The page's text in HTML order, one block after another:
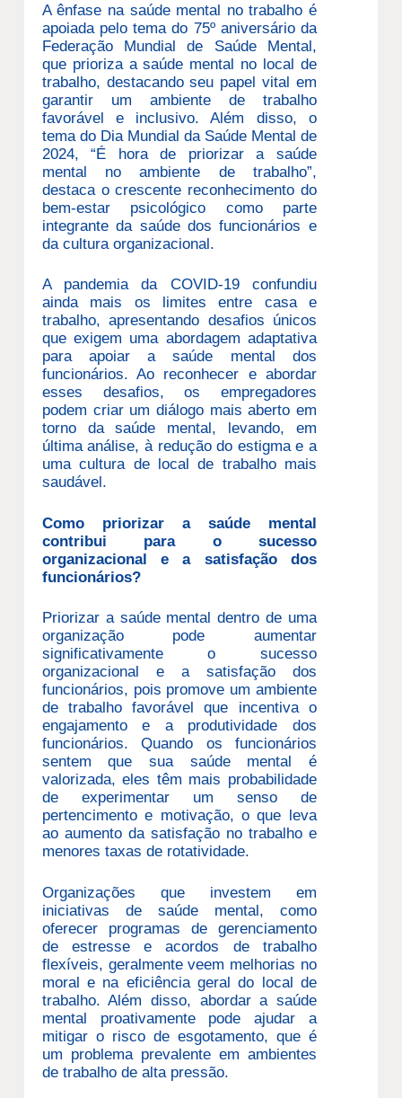
A ênfase na saúde mental no trabalho é
apoiada pelo tema do 75º aniversário da
Federação Mundial de Saúde Mental,
que prioriza a saúde mental no local de
trabalho, destacando seu papel vital em
garantir um ambiente de trabalho
favorável e inclusivo. Além disso, o
tema do Dia Mundial da Saúde Mental de
2024, “É hora de priorizar a saúde
mental no ambiente de trabalho”,
destaca o crescente reconhecimento do
bem-estar psicológico como parte
integrante da saúde dos funcionários e
da cultura organizacional.
A pandemia da COVID-19 confundiu
ainda mais os limites entre casa e
trabalho, apresentando desafios únicos
que exigem uma abordagem adaptativa
para apoiar a saúde mental dos
funcionários. Ao reconhecer e abordar
esses desafios, os empregadores
podem criar um diálogo mais aberto em
torno da saúde mental, levando, em
última análise, à redução do estigma e a
uma cultura de local de trabalho mais
saudável.
Como priorizar a saúde mental
contribui para o sucesso
organizacional e a satisfação dos
funcionários?
Priorizar a saúde mental dentro de uma
organização pode aumentar
significativamente o sucesso
organizacional e a satisfação dos
funcionários, pois promove um ambiente
de trabalho favorável que incentiva o
engajamento e a produtividade dos
funcionários. Quando os funcionários
sentem que sua saúde mental é
valorizada, eles têm mais probabilidade
de experimentar um senso de
pertencimento e motivação, o que leva
ao aumento da satisfação no trabalho e
menores taxas de rotatividade.
Organizações que investem em
iniciativas de saúde mental, como
oferecer programas de gerenciamento
de estresse e acordos de trabalho
flexíveis, geralmente veem melhorias no
moral e na eficiência geral do local de
trabalho. Além disso, abordar a saúde
mental proativamente pode ajudar a
mitigar o risco de esgotamento, que é
um problema prevalente em ambientes
de trabalho de alta pressão.